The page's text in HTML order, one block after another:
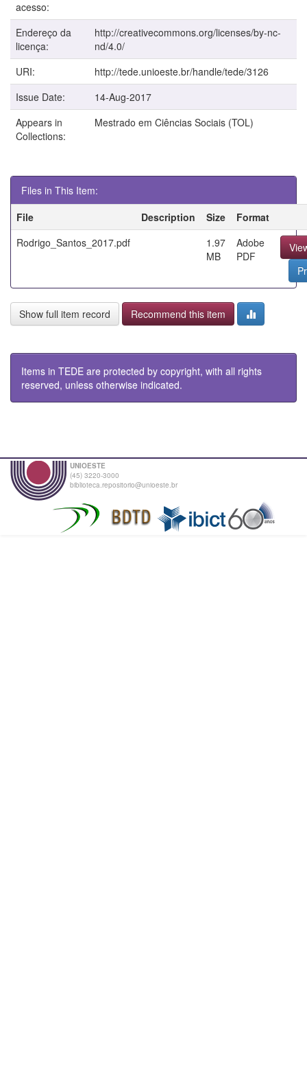
acesso:
Endereço da
licença:
http://creativecommons.org/licenses/by-nc-
nd/4.0/
URI:
http://tede.unioeste.br/handle/tede/3126
Issue Date:
14-Aug-2017
Appears in
Collections:
Mestrado em Ciências Sociais (TOL)
Files in This Item:
File
Description Size
Format
Rodrigo_Santos_2017.pdf
1.97
MB
Adobe
PDF
Show full item record Recommend this item
Items in TEDE are protected by copyright, with all rights
reserved, unless otherwise indicated.
UNIOESTE
(45) 3220-3000
biblioteca.repositorio@unioeste.br